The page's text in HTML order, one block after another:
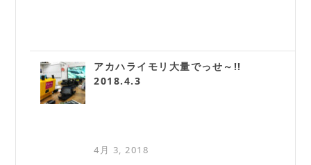
アカハライモリ大量でっせ～!!
2018.4.3
4月 3, 2018